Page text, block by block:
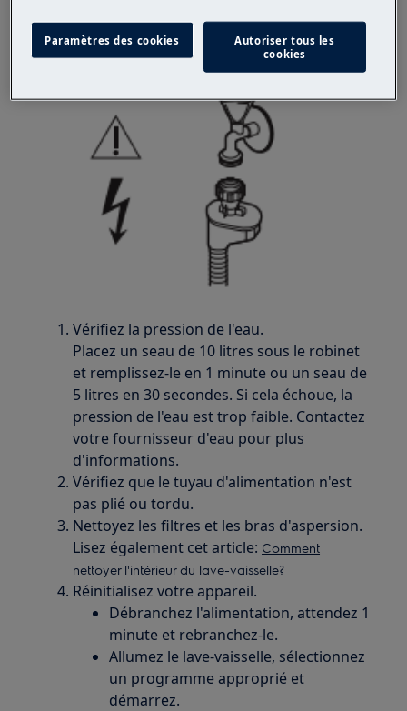
Le filtre d'entrée doit être propre et
exempt de calcaire.
Vérifiez la pression de l'eau.
Placez un seau de 10 litres sous le robinet
et remplissez-le en 1 minute ou un seau de
5 litres en 30 secondes. Si cela échoue, la
pression de l'eau est trop faible. Contactez
votre fournisseur d'eau pour plus
d'informations.
Vérifiez que le tuyau d'alimentation n'est
pas plié ou tordu.
Nettoyez les filtres et les bras d'aspersion.
Lisez également cet article: Comment
nettoyer l'intérieur du lave-vaisselle?
Réinitialisez votre appareil.
Débranchez l'alimentation, attendez 1
minute et rebranchez-le.
Allumez le lave-vaisselle, sélectionnez
un programme approprié et
démarrez.
Paramètres des cookies
Autoriser tous les
cookies